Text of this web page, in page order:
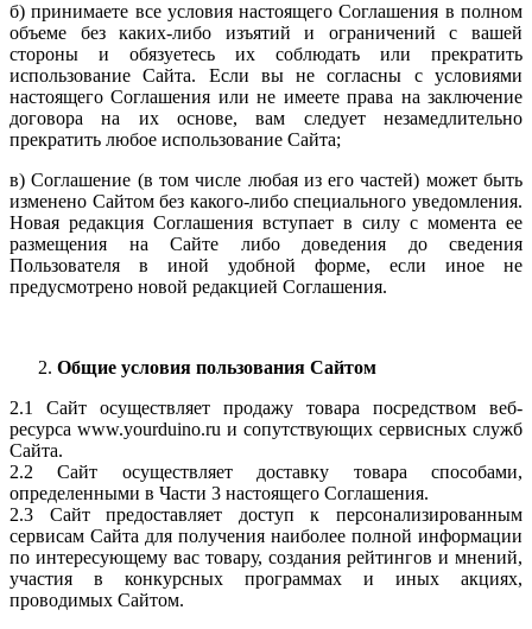
б) принимаете все условия настоящего Соглашения в полном
объеме без каких-либо изъятий и ограничений с вашей
стороны и обязуетесь их соблюдать или прекратить
использование Сайта. Если вы не согласны с условиями
настоящего Соглашения или не имеете права на заключение
договора на их основе, вам следует незамедлительно
прекратить любое использование Сайта;
в) Соглашение (в том числе любая из его частей) может быть
изменено Сайтом без какого-либо специального уведомления.
Новая редакция Соглашения вступает в силу с момента ее
размещения на Сайте либо доведения до сведения
Пользователя в иной удобной форме, если иное не
предусмотрено новой редакцией Соглашения.
Общие условия пользования Сайтом
2.1 Сайт осуществляет продажу товара посредством веб-
ресурса www.yourduino.ru и сопутствующих сервисных служб
Сайта.
2.2 Сайт осуществляет доставку товара способами,
определенными в Части 3 настоящего Соглашения.
2.3 Сайт предоставляет доступ к персонализированным
сервисам Сайта для получения наиболее полной информации
по интересующему вас товару, создания рейтингов и мнений,
участия в конкурсных программах и иных акциях,
проводимых Сайтом.